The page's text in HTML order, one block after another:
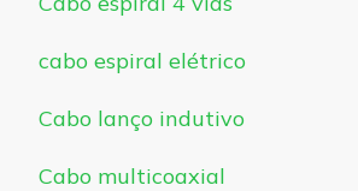
cabo espiral elétrico
Cabo lanço indutivo
Cabo multicoaxial